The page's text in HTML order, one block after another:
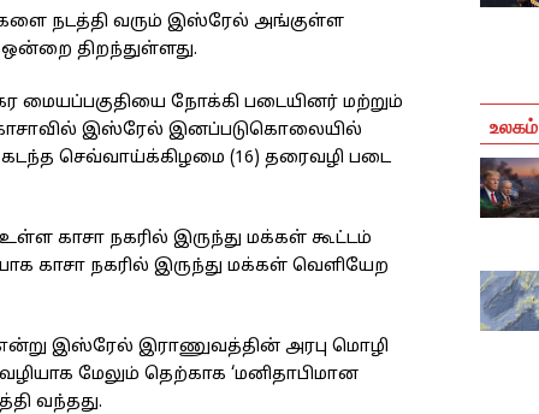
நடத்தி வரும் இஸ்ரேல் அங்குள்ள
திறந்துள்ளது.
மையப்பகுதியை நோக்கி படையினர் மற்றும்
காசாவில் இஸ்ரேல் இனப்படுகொலையில்
செவ்வாய்க்கிழமை (16) தரைவழி படை
காசா நகரில் இருந்து மக்கள் கூட்டம்
காசா நகரில் இருந்து மக்கள் வெளியேற
என்று இஸ்ரேல் இராணுவத்தின் அரபு மொழி
மேலும் தெற்காக ‘மனிதாபிமான
வந்தது.
உலகம்